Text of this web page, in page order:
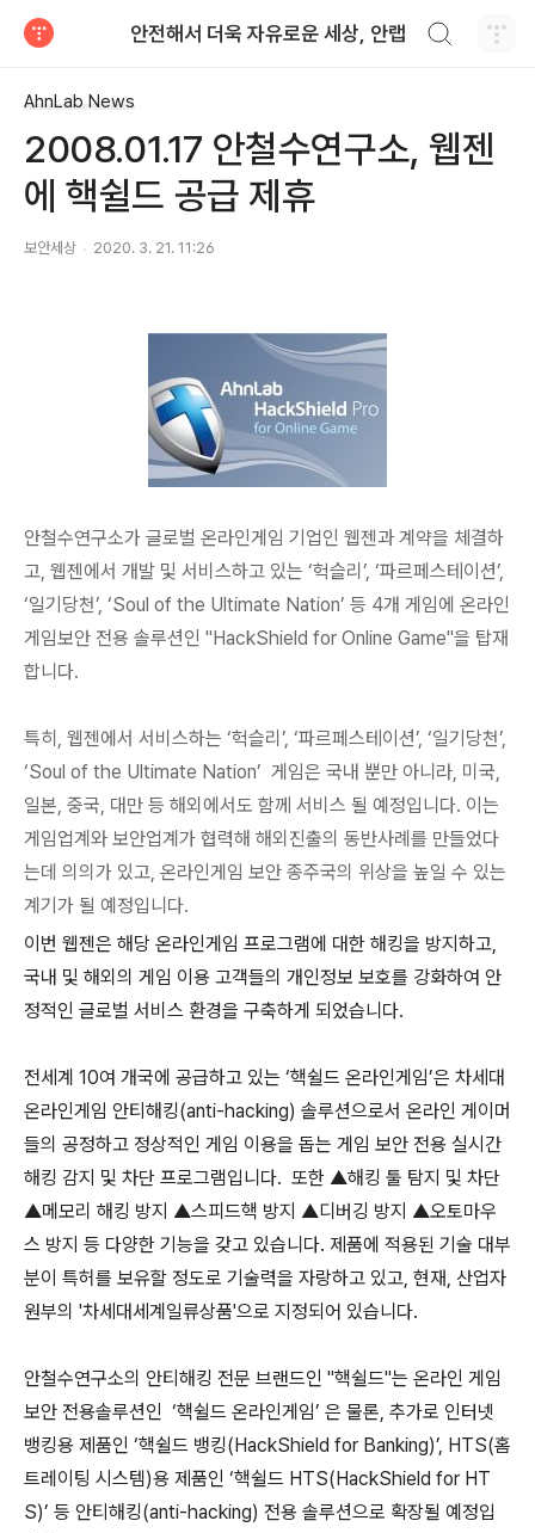
안전해서 더욱 자유로운 세상, 안랩
AhnLab News
2008.01.17 안철수연구소, 웹젠
에 핵쉴드 공급 제휴
보안세상 2020. 3. 21. 11:26
안철수연구소가 글로벌 온라인게임 기업인 웹젠과 계약을 체결하
고, 웹젠에서 개발 및 서비스하고 있는 ‘헉슬리’, ‘파르페스테이션’,
‘일기당천’, ‘Soul of the Ultimate Nation’ 등 4개 게임에 온라인
게임보안 전용 솔루션인 "HackShield for Online Game"을 탑재
합니다.
특히, 웹젠에서 서비스하는 ‘헉슬리’, ‘파르페스테이션’, ‘일기당천’,
‘Soul of the Ultimate Nation’ 게임은 국내 뿐만 아니라, 미국,
일본, 중국, 대만 등 해외에서도 함께 서비스 될 예정입니다. 이는
게임업계와 보안업계가 협력해 해외진출의 동반사례를 만들었다
는데 의의가 있고, 온라인게임 보안 종주국의 위상을 높일 수 있는
계기가 될 예정입니다.
이번 웹젠은 해당 온라인게임 프로그램에 대한 해킹을 방지하고,
국내 및 해외의 게임 이용 고객들의 개인정보 보호를 강화하여 안
정적인 글로벌 서비스 환경을 구축하게 되었습니다.
전세계 10여 개국에 공급하고 있는 ‘핵쉴드 온라인게임’은 차세대
온라인게임 안티해킹(anti-hacking) 솔루션으로서 온라인 게이머
들의 공정하고 정상적인 게임 이용을 돕는 게임 보안 전용 실시간
해킹 감지 및 차단 프로그램입니다. 또한 ▲해킹 툴 탐지 및 차단
▲메모리 해킹 방지 ▲스피드핵 방지 ▲디버깅 방지 ▲오토마우
스 방지 등 다양한 기능을 갖고 있습니다. 제품에 적용된 기술 대부
분이 특허를 보유할 정도로 기술력을 자랑하고 있고, 현재, 산업자
원부의 '차세대세계일류상품'으로 지정되어 있습니다.
안철수연구소의 안티해킹 전문 브랜드인 "핵쉴드"는 온라인 게임
보안 전용솔루션인 ‘핵쉴드 온라인게임’ 은 물론, 추가로 인터넷
뱅킹용 제품인 ‘핵쉴드 뱅킹(HackShield for Banking)’, HTS(홈
트레이팅 시스템)용 제품인 ‘핵쉴드 HTS(HackShield for HT
S)’ 등 안티해킹(anti-hacking) 전용 솔루션으로 확장될 예정입